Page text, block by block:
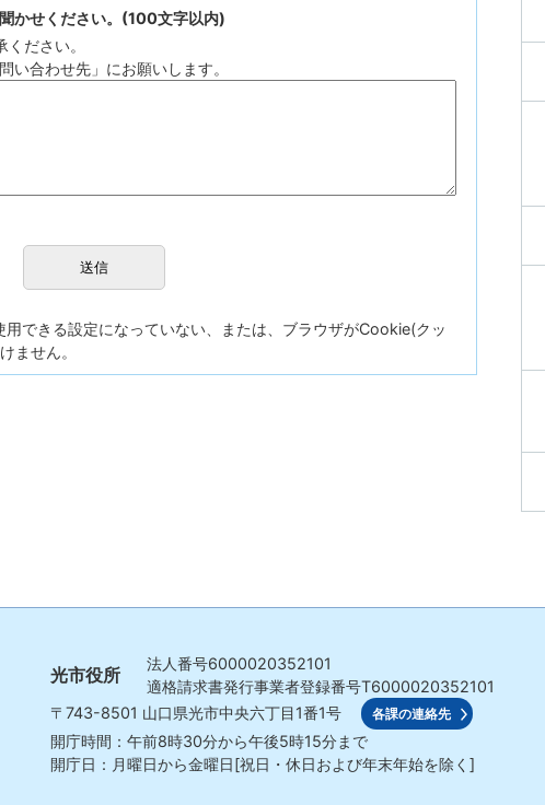
かせください。(100文字以内)
ださい。
い合わせ先」にお願いします。
できる設定になっていない、または、ブラウザがCookie(クッ
ません。
光市役所
法人番号6000020352101
適格請求書発行事業者登録番号T6000020352101
〒743-8501 山口県光市中央六丁目1番1号 各課の連絡先
開庁時間：午前8時30分から午後5時15分まで
開庁日：月曜日から金曜日[祝日・休日および年末年始を除く]